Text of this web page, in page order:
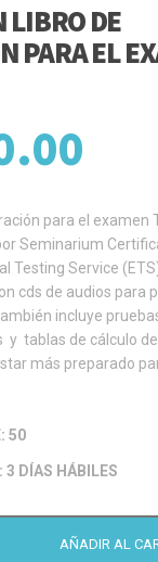
LIBRO DE
PARA EL
para el examen
Seminarium
Testing Service
cds de audios para
incluye
y tablas de cálculo
más preparado
50
3 DÍAS HÁBILES
AÑADIR AL